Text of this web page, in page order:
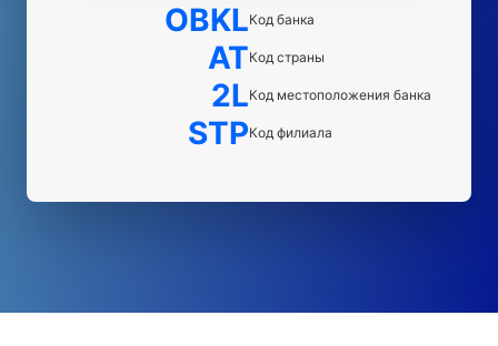
OBKLКод банка
ATКод страны
2LКод местоположения банка
STPКод филиала